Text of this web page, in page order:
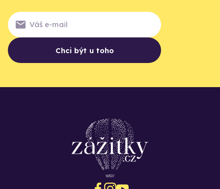
Chci být u toho